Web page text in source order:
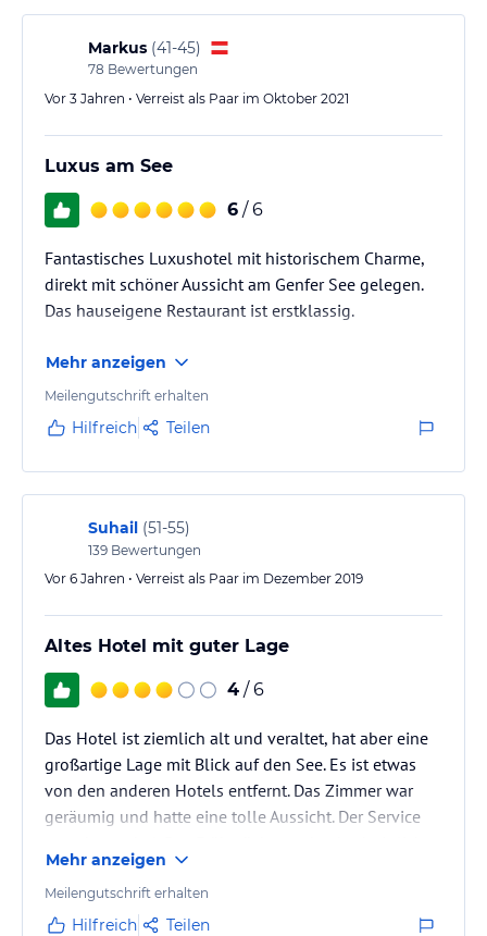
Markus (41-45)
78 Bewertungen
Vor 3 Jahren • Verreist als Paar im Oktober 2021
Luxus am See
6 / 6
Fantastisches Luxushotel mit historischem Charme,
direkt mit schöner Aussicht am Genfer See gelegen.
Das hauseigene Restaurant ist erstklassig.
Mehr anzeigen
Meilengutschrift erhalten
Hilfreich Teilen
Suhail (51-55)
139 Bewertungen
Vor 6 Jahren • Verreist als Paar im Dezember 2019
Altes Hotel mit guter Lage
4 / 6
Das Hotel ist ziemlich alt und veraltet, hat aber eine
großartige Lage mit Blick auf den See. Es ist etwas
von den anderen Hotels entfernt. Das Zimmer war
geräumig und hatte eine tolle Aussicht. Der Service
Mehr anzeigen
Meilengutschrift erhalten
Hilfreich Teilen